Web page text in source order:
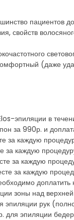
пациентов
свойств
(даже
эпиляции в
за 990р. и
за каждую
за каждую
за каждую
за каждую
доплатить
зоны над верхней
рук
для эпиляции